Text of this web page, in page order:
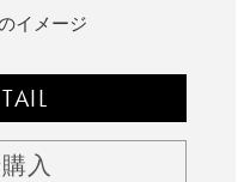
イメージ
入